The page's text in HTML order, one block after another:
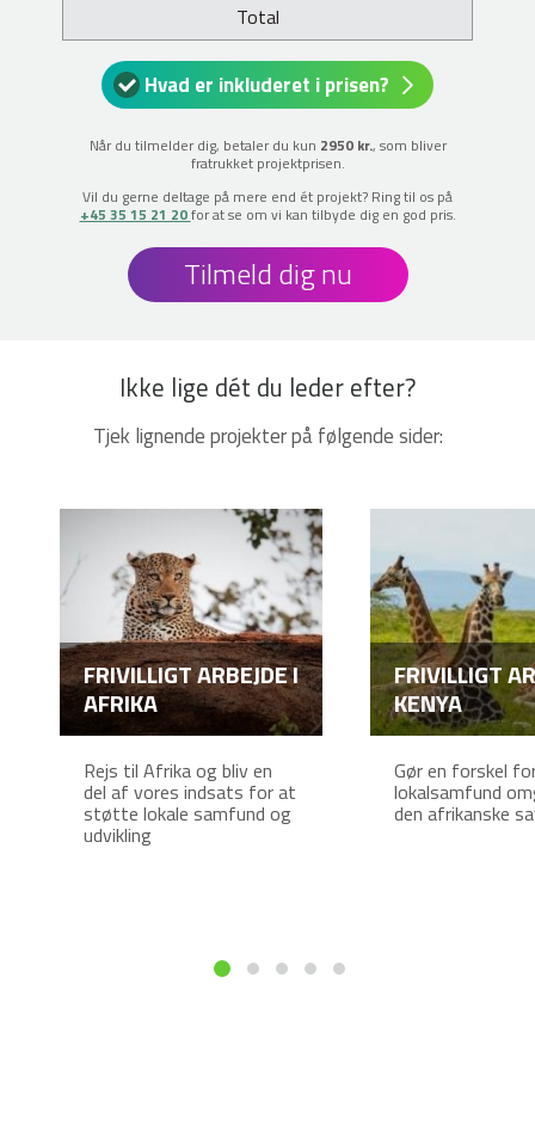
Total
Hvad er inkluderet i prisen?
Når du tilmelder dig, betaler du kun 2950 kr., som bliver
fratrukket projektprisen.
Vil du gerne deltage på mere end ét projekt? Ring til os på
+45 35 15 21 20for at se om vi kan tilbyde dig en god pris.
Tilmeld dig nu
Ikke lige dét du leder efter?
Tjek lignende projekter på følgende sider:
FRIVILLIGT ARBEJDE I
AFRIKA
Rejs til Afrika og bliv en
del af vores indsats for at
støtte lokale samfund og
udvikling
FRIVILLIGT
KENYA
Gør en forskel
lokalsamfund
den afrikanske